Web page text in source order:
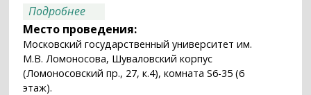
Подробнее
аппаратов IBEX и “Вояджер”
Место проведения:
Московский государственный университет им.
М.В. Ломоносова, Шуваловский корпус
(Ломоносовский пр., 27, к.4), комната S6-35 (6
этаж).